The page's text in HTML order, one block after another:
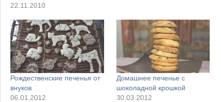
22.11.2010
Рождественские печенья от
внуков
06.01.2012
Домашнее печенье с
шоколадной крошкой
30.03.2012